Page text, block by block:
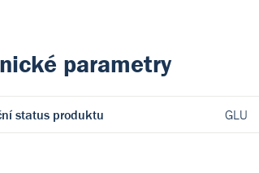
parametry
status produktu GLU